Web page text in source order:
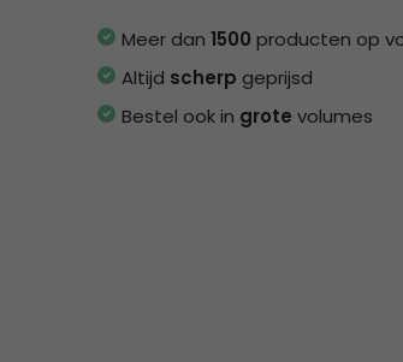
Meer dan1500 producten op
Altijd scherp geprijsd
Bestel ook in grotevolumes